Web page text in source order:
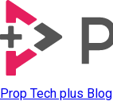
Prop Tech plus Blog